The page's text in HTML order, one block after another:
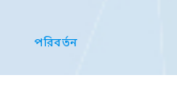
পরিবর্তন